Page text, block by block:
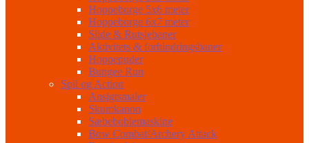
Hoppeborge 5x6 meter
Hoppeborge 6x7 meter
Slide & Rutsjebaner
Aktivitets & forhindringsbaner
Hoppepuder
Bungee Run
Spil og Action
Ansigtsmaler
Skumkanon
Sæbeboblemaskine
Bow Combat/Archery Attack